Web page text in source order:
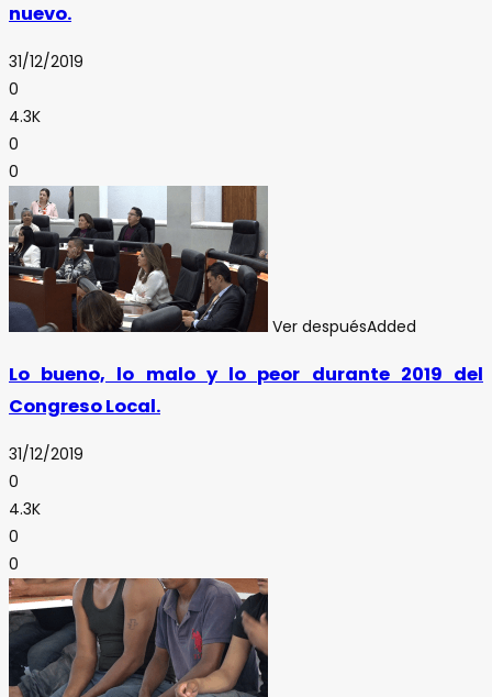
nuevo.
31/12/2019
0
4.3K
0
0
Ver despuésAdded
Lo bueno, lo malo y lo peor durante 2019 del
Congreso Local.
31/12/2019
0
4.3K
0
0